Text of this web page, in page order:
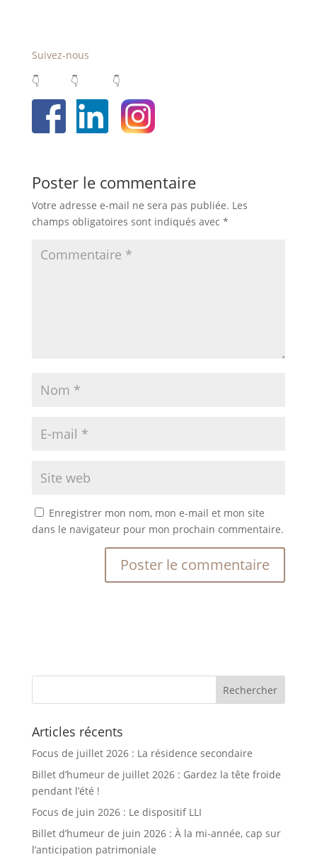
Suivez-nous
👇 👇 👇
Poster le commentaire
Votre adresse e-mail ne sera pas publiée. Les
champs obligatoires sont indiqués avec *
Enregistrer mon nom, mon e-mail et mon site
dans le navigateur pour mon prochain commentaire.
Articles récents
Focus de juillet 2026 : La résidence secondaire
Billet d’humeur de juillet 2026 : Gardez la tête froide
pendant l’été !
Focus de juin 2026 : Le dispositif LLI
Billet d’humeur de juin 2026 : À la mi-année, cap sur
l’anticipation patrimoniale